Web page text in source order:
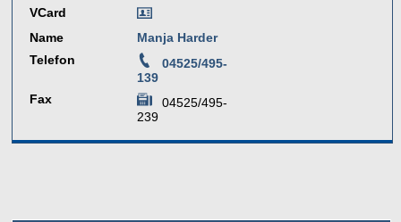
VCard
Name
Manja Harder
Telefon
04525/495-
139
Fax
04525/495-
239